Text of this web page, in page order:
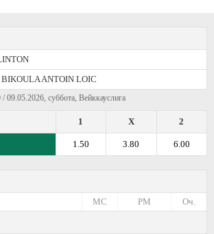
BIKOULA ANTOIN LOIC
суббота, Вейккауслига
2
X
1
6.00
3.80
1.50
Оч.
РМ
МС